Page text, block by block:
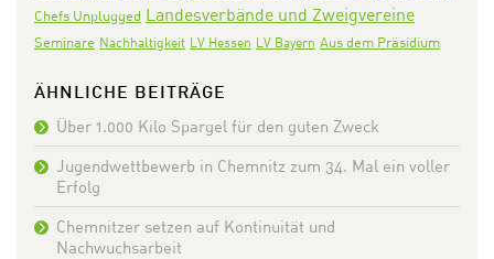
Chefs Unplugged Landesverbände und Zweigvereine
Seminare Nachhaltigkeit LV Hessen LV Bayern Aus dem Präsidium
ÄHNLICHE BEITRÄGE
Über 1.000 Kilo Spargel für den guten Zweck
Jugendwettbewerb in Chemnitz zum 34. Mal ein voller
Erfolg
Chemnitzer setzen auf Kontinuität und
Nachwuchsarbeit